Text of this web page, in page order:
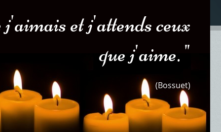
et j'attends ceux
que j'aime. "
(Bossuet)